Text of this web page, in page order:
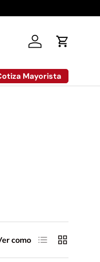
Iniciar sesión
Carrito
Mayorista
como Lista Cuadrícula